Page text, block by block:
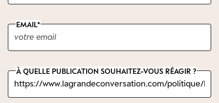
EMAIL
À QUELLE PUBLICATION SOUHAITEZ-VOUS RÉAGIR ?